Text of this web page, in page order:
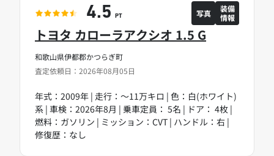
和歌山県伊都郡かつらぎ町
査定依頼日：2026年08月05日
トヨタ カローラアクシオ 1.5 G
年式：2009年 | 走行：～11万キロ | 色：白(ホワイト)
系 | 車検：2026年8月 | 乗車定員： 5名 | ドア： 4枚 |
燃料：ガソリン | ミッション：CVT | ハンドル：右 |
修復歴：なし
4.5 PT 写真
装備
情報